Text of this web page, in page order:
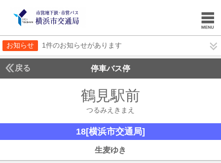
お知らせ 1件のお知らせがあります
戻る 停車バス停
鶴見駅前
つるみえきまえ
18[横浜市交通局]
生麦ゆき